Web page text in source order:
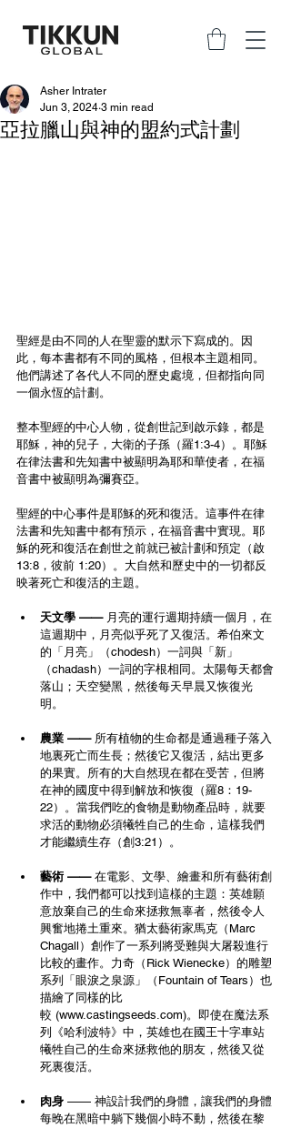
亞拉臘山與神的盟約式計劃
Asher Intrater
Jun 3, 2024 3 min read
聖經是由不同的人在聖靈的默示下寫成的。因
此，每本書都有不同的風格，但根本主題相同。
他們講述了各代人不同的歷史處境，但都指向同
一個永恆的計劃。
整本聖經的中心人物，從創世記到啟示錄，都是
耶穌，神的兒子，大衛的子孫（羅1:3-4）。耶穌
在律法書和先知書中被顯明為耶和華使者，在福
音書中被顯明為彌賽亞。
聖經的中心事件是耶穌的死和復活。這事件在律
法書和先知書中都有預示，在福音書中實現。耶
穌的死和復活在創世之前就已被計劃和預定（啟
13:8，彼前 1:20）。大自然和歷史中的一切都反
映著死亡和復活的主題​​。
天文學 —— 月亮的運行週期持續一個月，在
這週期中，月亮似乎死了又復活。希伯來文
的「月亮」（chodesh）一詞與「新」
（chadash）一詞的字根相同。太陽每天都會
落山；天空變黑，然後每天早晨又恢復光
明。
農業 —— 所有植物的生命都是通過種子落入
地裏死亡而生長；然後它又復活，結出更多
的果實。所有的大自然現在都在受苦，但將
在神的國度中得到解放和恢復（羅8：19-
22）。當我們吃的食物是動物產品時，就要
求活的動物必須犧牲自己的生命，這樣我們
才能繼續生存（創3:21）。
藝術 —— 在電影、文學、繪畫和所有藝術創
作中，我們都可以找到這樣的主題：英雄願
意放棄自己的生命來拯救無辜者，然後令人
興奮地捲土重來。猶太藝術家馬克（Marc
Chagall）創作了一系列將受難與大屠殺進行
比較的畫作。力奇（Rick Wienecke）的雕塑
系列「眼淚之泉源」（Fountain of Tears）也
描繪了同樣的比
較 (www.castingseeds.com)。即使在魔法系
列《哈利波特》中，英雄也在國王十字車站
犧牲自己的生命來拯救他的朋友，然後又從
死裏復活。
肉身 —— 神設計我們的身體，讓我們的身體
每晚在黑暗中躺下幾個小時不動，然後在黎